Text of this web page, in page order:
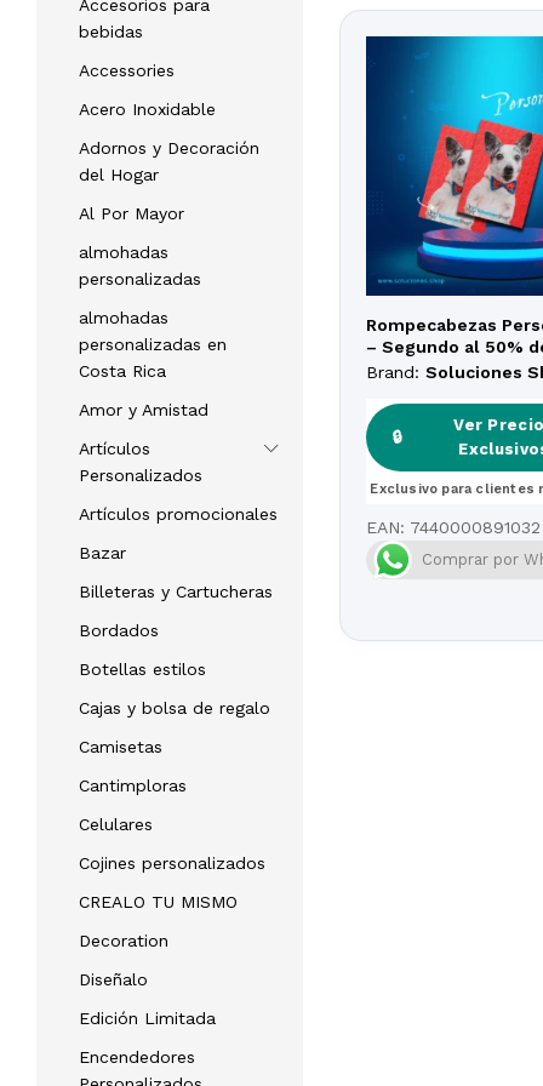
Rompecabezas
– Segundo al 50%
descuento
Brand: Soluciones
🔒
Ver
Exclusivo para clientes
EAN: 7440000891032
🔒
Ver
Exclusivo para clientes
Comprar por
Accesorios para
bebidas
Accessories
Acero Inoxidable
Adornos y Decoración
del Hogar
Al Por Mayor
almohadas
personalizadas
almohadas
personalizadas en
Costa Rica
Amor y Amistad
Artículos
Personalizados
Artículos promocionales
Bazar
Billeteras y Cartucheras
Bordados
Botellas estilos
Cajas y bolsa de regalo
Camisetas
Cantimploras
Celulares
Cojines personalizados
CREALO TU MISMO
Decoration
Diseñalo
Edición Limitada
Encendedores